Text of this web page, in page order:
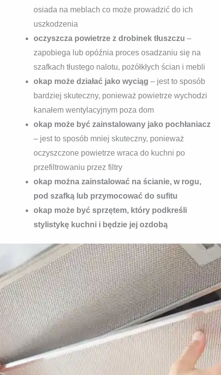
osiada na meblach co może prowadzić do ich
uszkodzenia
oczyszcza powietrze z drobinek tłuszczu –
zapobiega lub opóźnia proces osadzaniu się na
szafkach tłustego nalotu, pożółkłych ścian i mebli
okap może działać jako wyciąg – jest to sposób
bardziej skuteczny, ponieważ powietrze wychodzi
kanałem wentylacyjnym poza dom
okap może być zainstalowany jako pochłaniacz
– jest to sposób mniej skuteczny, ponieważ
oczyszczone powietrze wraca do kuchni po
przefiltrowaniu przez filtry
okap można zainstalować na ścianie, w rogu,
pod szafką lub przymocować do sufitu
okap może być sprzętem, który podkreśli
stylistykę kuchni i będzie jej ozdobą